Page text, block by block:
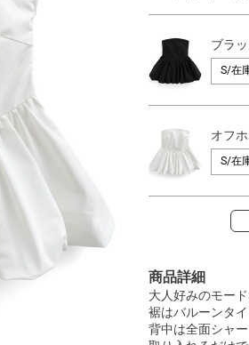
ブラ
オフ
商品詳細
大人好みのモー
裾はバルーンタ
背中は全面シャ